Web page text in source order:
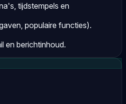
tijdstempels en
populaire functies).
en berichtinhoud.